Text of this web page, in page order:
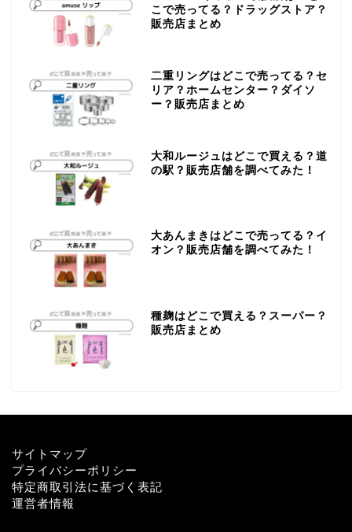
こで売ってる？ドラッグストア？
販売店まとめ
二重リングはどこで売ってる？セ
リア？ホームセンター？ダイソ
ー？販売店まとめ
大和ルージュはどこで買える？道
の駅？販売店舗を調べてみた！
大あんまきはどこで売ってる？イ
オン？販売店舗を調べてみた！
種麹はどこで買える？スーパー？
販売店まとめ
サイトマップ
プライバシーポリシー
特定商取引法に基づく表記
運営者情報